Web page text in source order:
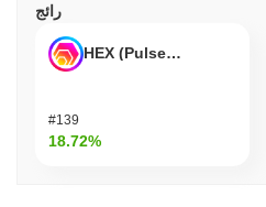
رائج
HEX (Pulsechain)
#139
18.72%